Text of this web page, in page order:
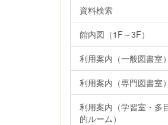
資料検索
館内図（1F～3F）
利用案内（一般図書室）
利用案内（専門図書室）
利用案内（学習室・多
的ルーム）